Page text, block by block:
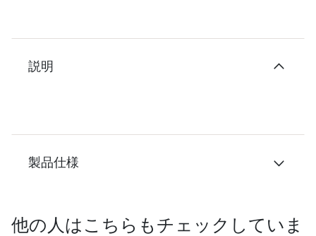
説明
製品仕様
他の人はこちらもチェックしていま